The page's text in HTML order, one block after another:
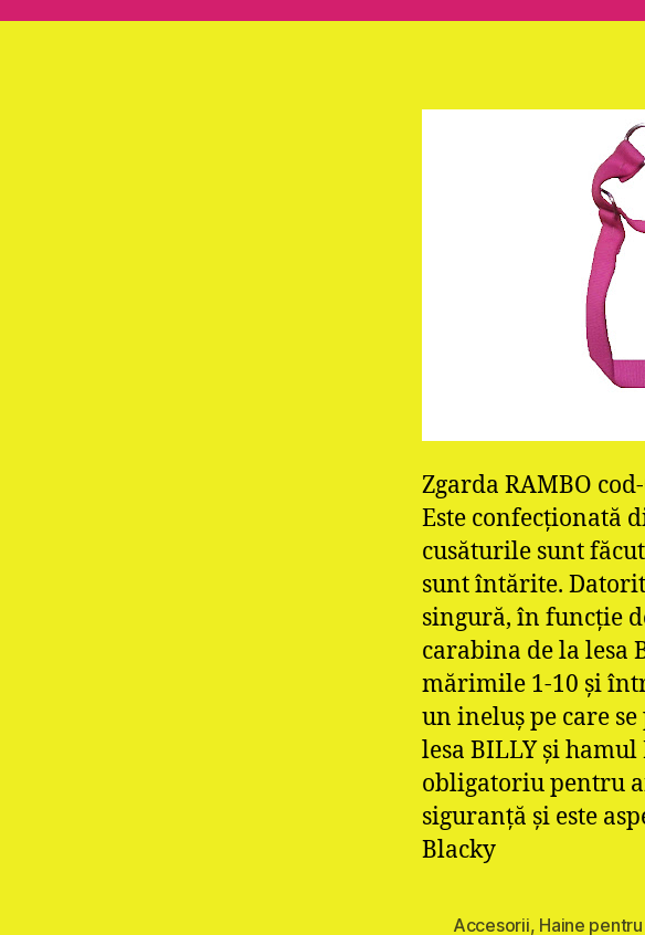
Zgarda RAMBO
Este confecţionată
cusăturile sunt
sunt întărite.
singură, în funcţie
carabina de la lesa
mărimile 1-10 şi
un ineluş pe care
lesa BILLY şi
obligatoriu pentru
siguranţă şi este
Blacky
Accesorii, Haine